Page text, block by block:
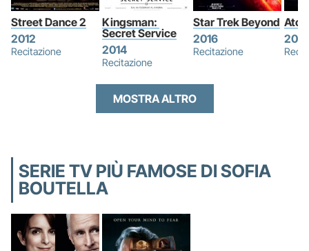
Street Dance 2
2012
Recitazione
Kingsman:
Secret Service
2014
Recitazione
Star Trek Beyond
2016
Recitazione
2017
MOSTRA ALTRO
SERIE TV PIÙ FAMOSE DI SOFIA
BOUTELLA